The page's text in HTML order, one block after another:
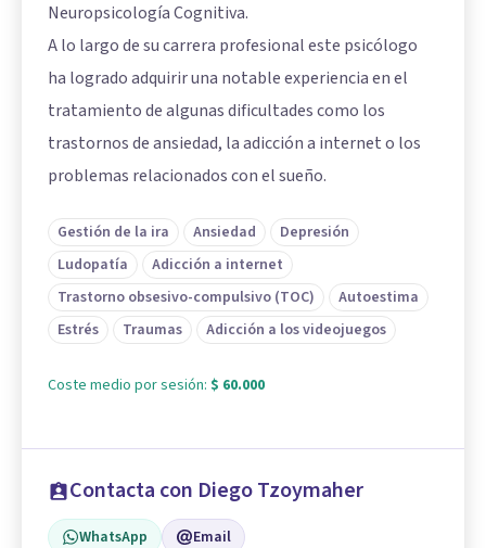
Neuropsicología Cognitiva.
A lo largo de su carrera profesional este psicólogo
ha logrado adquirir una notable experiencia en el
tratamiento de algunas dificultades como los
trastornos de ansiedad, la adicción a internet o los
problemas relacionados con el sueño.
Gestión de la ira Ansiedad
Depresión
Ludopatía
Adicción a internet
Trastorno obsesivo-compulsivo (TOC)
Autoestima
Estrés
Traumas Adicción a los videojuegos
Coste medio por sesión: $ 60.000
Contacta con Diego Tzoymaher
WhatsApp Email